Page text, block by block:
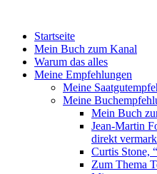
Startseite
Mein Buch zum Kanal
Warum das alles
Meine Empfehlungen
Meine
Meine
Mein Buch
Jean-Martin
direkt
Curtis Stone,
Zum Thema